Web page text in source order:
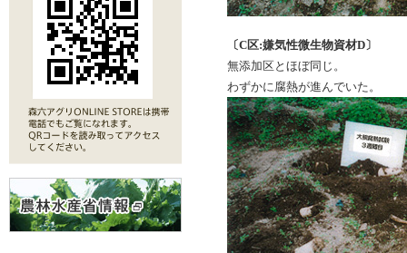
〔C区:嫌気性微生物資材D〕
無添加区とほぼ同じ。
わずかに腐熱が進んでいた。